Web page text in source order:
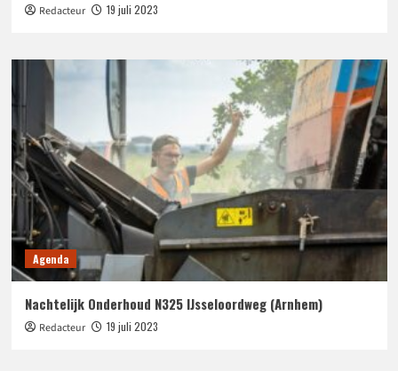
Redacteur 19 juli 2023
Agenda
Nachtelijk Onderhoud N325 IJsseloordweg (Arnhem)
Redacteur 19 juli 2023